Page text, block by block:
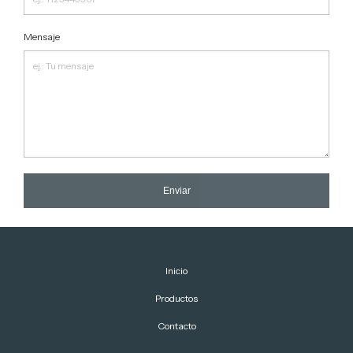
Mensaje
Enviar
Inicio
Productos
Contacto